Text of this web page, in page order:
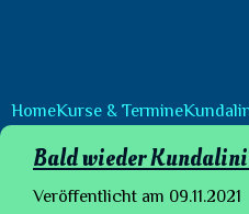
HomeKurse & Termine
Bald wieder
Veröffentlicht am 09.11.2021